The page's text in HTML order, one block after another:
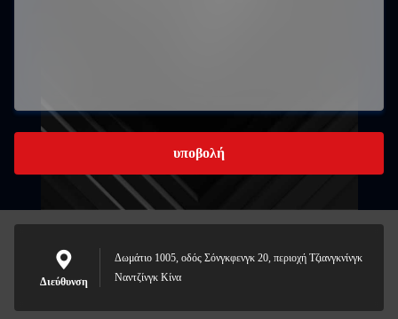
υποβολή
Διεύθυνση
Δωμάτιο 1005, οδός Σόνγκφενγκ 20, περιοχή Τζιανγκνίνγκ
Ναντζίνγκ Κίνα